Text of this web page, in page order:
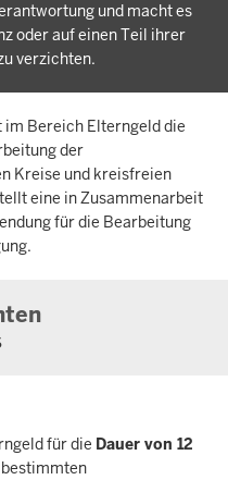
und macht es
oder auf einen Teil ihrer
verzichten.
Bereich Elterngeld die
der
Kreise und kreisfreien
eine in Zusammenarbeit
für die Bearbeitung
für die Dauer von 12